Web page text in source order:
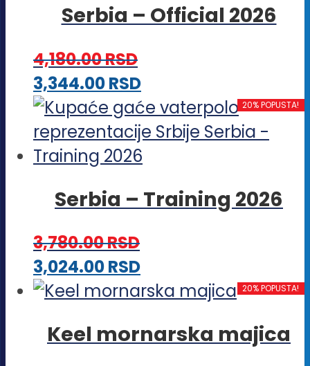
varijanti.
biti
izabrane
na
stranici
proizvoda.
Serbia – Official 2026
4,180.00RSD
3,344.00RSDOvaj
proizvod
ima
više
Opcije
na
stranici
proizvoda.
20% POPUSTA!
Serbia – Training 2026
3,780.00RSD
3,024.00RSDOvaj
proizvod
više
20% POPUSTA!
Keel mornarska majica